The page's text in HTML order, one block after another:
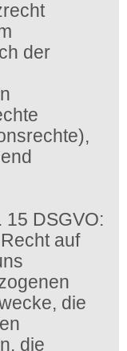
der
15 DSGVO:
auf
die
die